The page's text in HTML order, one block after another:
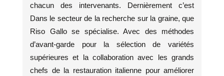
chacun des intervenants. Dernièrement c’est
Dans le secteur de la recherche sur la graine, que
Riso Gallo se spécialise. Avec des méthodes
d’avant-garde pour la sélection de variétés
supérieures et la collaboration avec les grands
chefs de la restauration italienne pour améliorer